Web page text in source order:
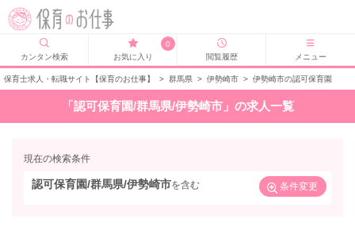
カンタン検索
0
お気に入り
閲覧履歴 メニュー
保育士求人・転職サイト【保育のお仕事】 > 群馬県 > 伊勢崎市 > 伊勢崎市の認可保育園
「認可保育園/群馬県/伊勢崎市」の求人一覧
現在の検索条件
認可保育園/群馬県/伊勢崎市を含む 条件変更